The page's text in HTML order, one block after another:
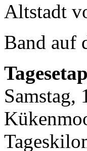
Altstadt
Band auf